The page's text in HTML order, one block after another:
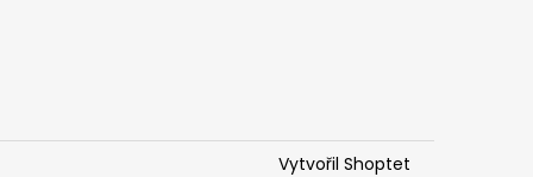
Vytvořil Shoptet